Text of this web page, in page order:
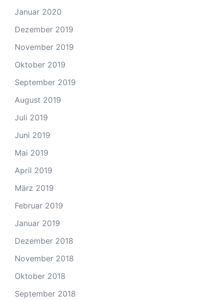
Januar 2020
Dezember 2019
November 2019
Oktober 2019
September 2019
August 2019
Juli 2019
Juni 2019
Mai 2019
April 2019
März 2019
Februar 2019
Januar 2019
Dezember 2018
November 2018
Oktober 2018
September 2018